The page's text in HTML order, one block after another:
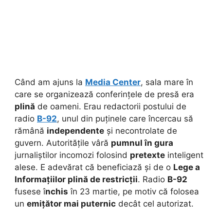
Când am ajuns la Media Center, sala mare în
care se organizează conferințele de presă era
plină de oameni. Erau redactorii postului de
radio B-92, unul din puținele care încercau să
rămână independente și necontrolate de
guvern. Autoritățile vâră pumnul în gura
jurnaliștilor incomozi folosind pretexte inteligent
alese. E adevărat că beneficiază și de o Lege a
Informațiilor plină de restricții. Radio B-92
fusese închis în 23 martie, pe motiv că folosea
un emițător mai puternic decât cel autorizat.